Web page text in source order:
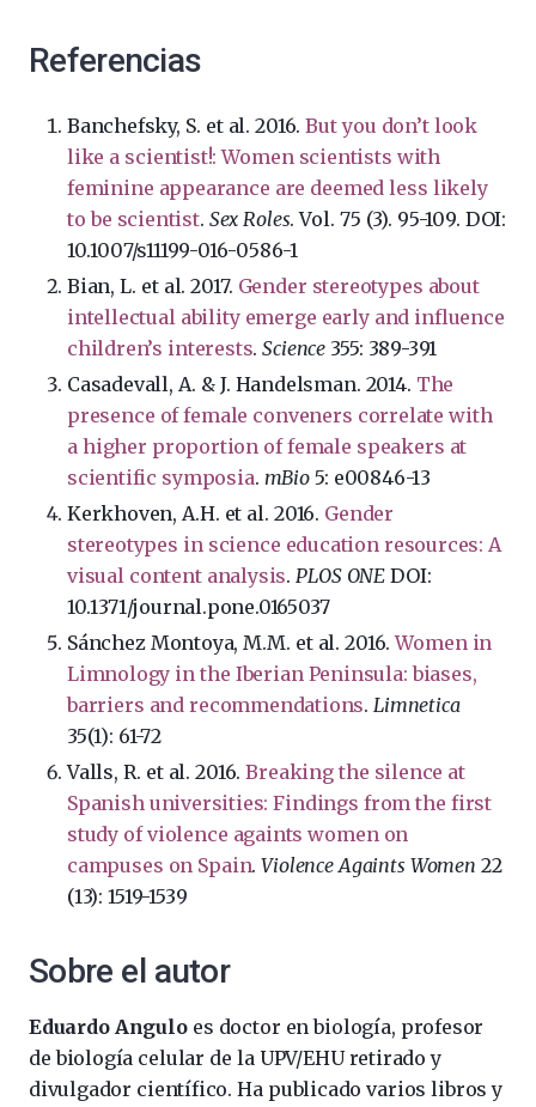
Referencias
Banchefsky, S. et al. 2016.But you don’t look
like a scientist!: Women scientists with
feminine appearance are deemed less likely
to be scientist. Sex Roles.Vol. 75 (3). 95-109. DOI:
10.1007/s11199-016-0586-1
Bian, L. et al. 2017. Gender stereotypes about
intellectual ability emerge early and influence
children’s interests. Science 355: 389-391
Casadevall, A. & J. Handelsman. 2014. The
presence of female conveners correlate with
a higher proportion of female speakers at
scientific symposia. mBio5: e00846-13
Kerkhoven, A.H. et al. 2016. Gender
stereotypes in science education resources: A
visual content analysis.PLOS ONE DOI:
10.1371/journal.pone.0165037
Sánchez Montoya, M.M. et al. 2016.Women in
Limnology in the Iberian Peninsula: biases,
barriers and recommendations.Limnetica
35(1): 61-72
Valls, R. et al. 2016.Breaking the silence at
Spanish universities: Findings from the first
study of violence againts women on
campuses on Spain.Violence Againts Women 22
(13): 1519-1539
Sobre el autor
Eduardo Anguloes doctor en biología, profesor
de biología celular de la UPV/EHU retirado y
divulgador científico. Ha publicado varios libros y